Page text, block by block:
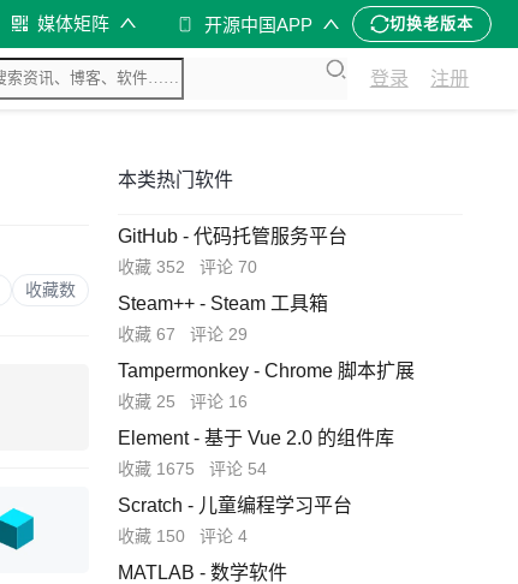
媒体矩阵 开源中国APP 切换老版本
登录 注册
收藏数
本类热门软件
GitHub - 代码托管服务平台
收藏 352 评论 70
Steam++ - Steam 工具箱
收藏 67 评论 29
Tampermonkey - Chrome 脚本扩展
收藏 25 评论 16
Element - 基于 Vue 2.0 的组件库
收藏 1675 评论 54
Scratch - 儿童编程学习平台
收藏 150 评论 4
MATLAB - 数学软件